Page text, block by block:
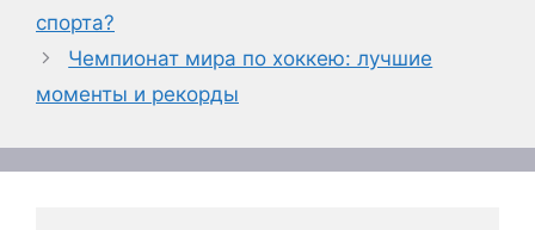
спорта?
Чемпионат мира по хоккею: лучшие
моменты и рекорды